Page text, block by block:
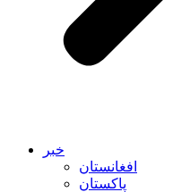
خبر
افغانستان
پاکستان